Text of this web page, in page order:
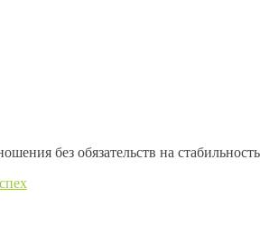
без обязательств на